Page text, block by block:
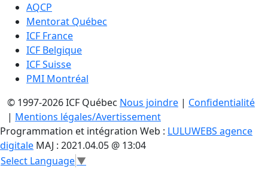
AQCP
Mentorat Québec
ICF France
ICF Belgique
ICF Suisse
PMI Montréal
© 1997-2026 ICF Québec Nous joindre | Confidentialité
| Mentions légales/Avertissement
Programmation et intégration Web : LULUWEBS agence
digitale MAJ : 2021.04.05 @ 13:04
Select Language▼